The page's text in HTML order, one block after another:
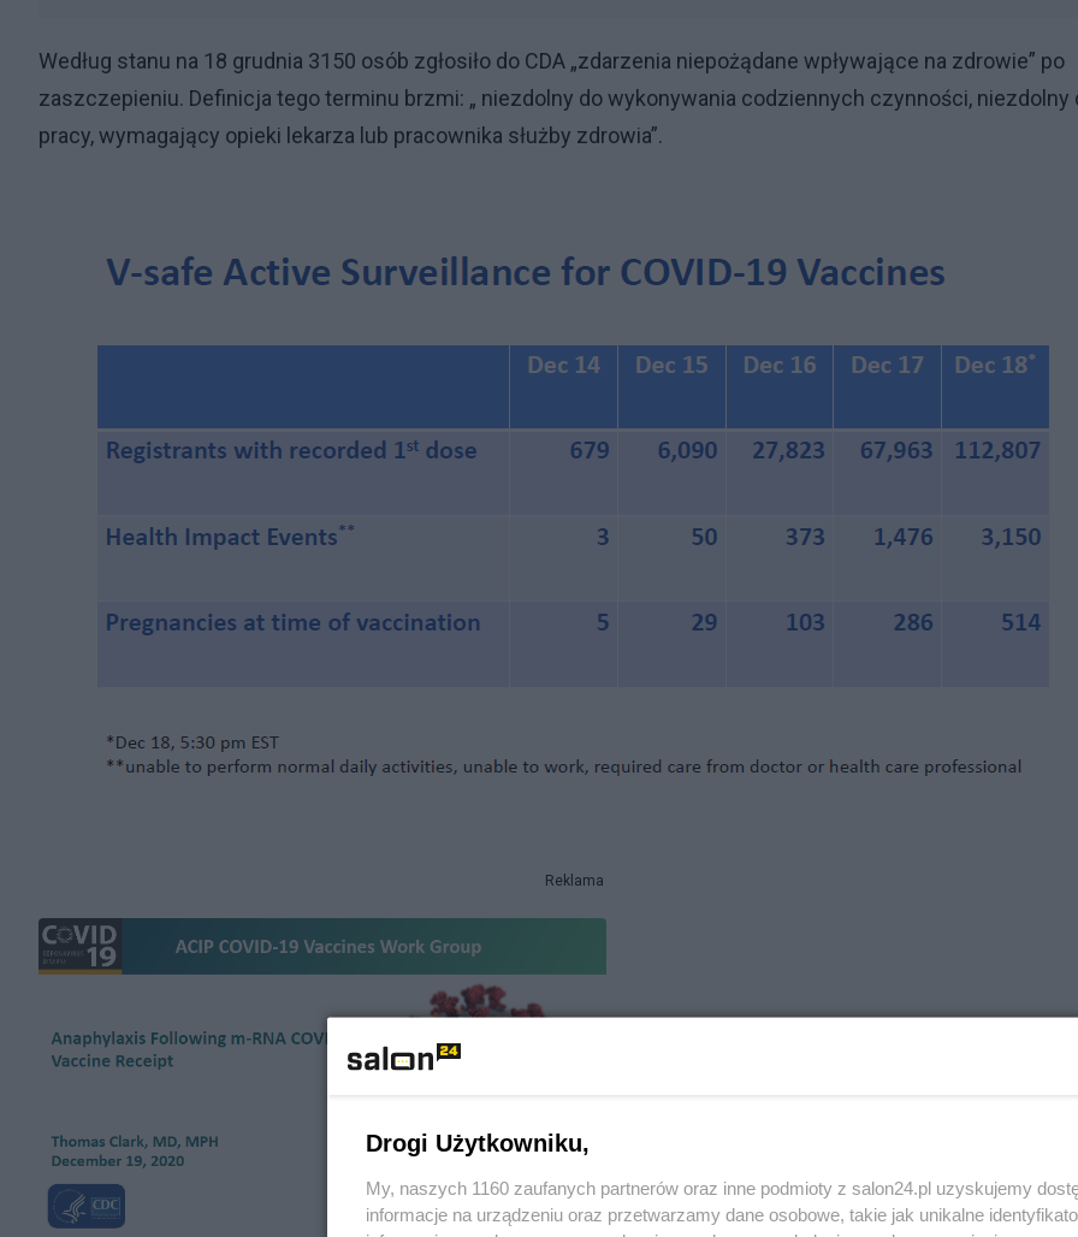
Według stanu na 18 grudnia 3150 osób zgłosiło do CDA „zdarzenia niepożądane wpływające na zdrowie” po
zaszczepieniu. Definicja tego terminu brzmi: „ niezdolny do wykonywania codziennych czynności, niezdolny
pracy, wymagający opieki lekarza lub pracownika służby zdrowia”.
Reklama
Czyli po zaszczepieniu w USA połowy
populacji dorosłej 165,5 milionów to kilka dni
Drogi Użytkowniku,
My, naszych 1160 zaufanych partnerów oraz inne podmioty z salon24.pl uzyskujemy
informacje na urządzeniu oraz przetwarzamy dane osobowe, takie jak unikalne